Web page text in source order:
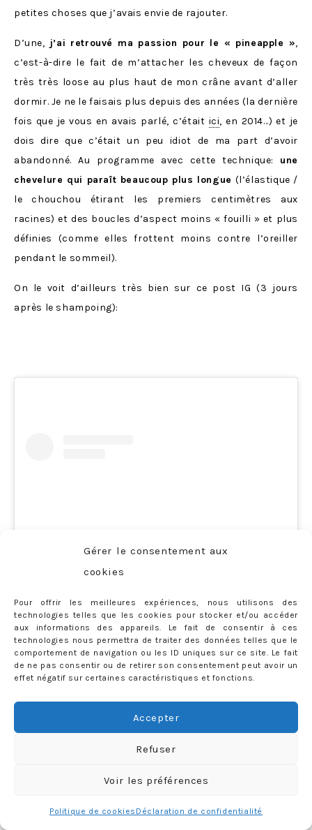
Gérer le consentement aux
cookies
Pour offrir les meilleures expériences, nous utilisons des
technologies telles que les cookies pour stocker et/ou accéder
aux informations des appareils. Le fait de consentir à ces
technologies nous permettra de traiter des données telles que le
comportement de navigation ou les ID uniques sur ce site. Le fait
de ne pas consentir ou de retirer son consentement peut avoir un
effet négatif sur certaines caractéristiques et fonctions.
Accepter
Refuser
Voir les préférences
Politique de cookies Déclaration de confidentialité
petites choses que j’avais envie de rajouter.
D’une, j’ai retrouvé ma passion pour le « pineapple »,
c’est-à-dire le fait de m’attacher les cheveux de façon
très très loose au plus haut de mon crâne avant d’aller
dormir. Je ne le faisais plus depuis des années (la dernière
fois que je vous en avais parlé, c’était ici, en 2014…) et je
dois dire que c’était un peu idiot de ma part d’avoir
abandonné. Au programme avec cette technique: une
chevelure qui paraît beaucoup plus longue (l’élastique /
le chouchou étirant les premiers centimètres aux
racines) et des boucles d’aspect moins « fouilli » et plus
définies (comme elles frottent moins contre l’oreiller
pendant le sommeil).
On le voit d’ailleurs très bien sur ce post IG (3 jours
après le shampoing):
Voir cette publication sur Instagram
⚠️ Attention photo pourrie (en mode sortage de
chien… 🤣) ⚠️ C’est juste pour vous montrer